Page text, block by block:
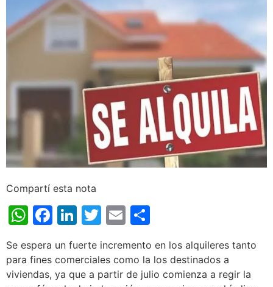
Compartí esta nota
WhatsApp
Facebook
LinkedIn
Twitter
Email
Se espera un fuerte incremento en los alquileres tanto
para fines comerciales como la los destinados a
viviendas, ya que a partir de julio comienza a regir la